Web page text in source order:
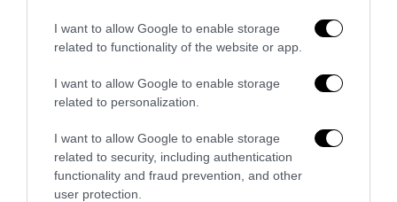
I want to allow Google to enable storage
related to functionality of the website or app.
I want to allow Google to enable storage
related to personalization.
I want to allow Google to enable storage
related to security, including authentication
functionality and fraud prevention, and other
user protection.
Uomini, volete vivere più delle donne? Sposatevi e
laureatevi: i risultati dello studio danese
8 Agosto 2022